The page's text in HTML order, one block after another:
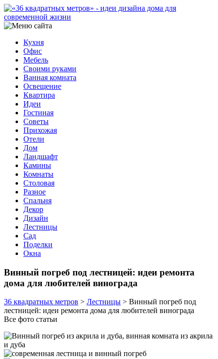
Кухня
Офис
Мебель
Своими руками
Ванная комната
Освещение
Квартира
Идеи
Гостиная
Советы
Прихожая
Отели
Дом
Ландшафт
Камины
Комнаты
Столовая
Разное
Спальня
Декор
Дизайн
Лестницы
Сад
Поделки
Окна
Винный погреб под лестницей: идеи ремонта
дома для любителей винограда
36 квадратных метров > Лестницы > Винный погреб под
лестницей: идеи ремонта дома для любителей винограда
Все фото статьи